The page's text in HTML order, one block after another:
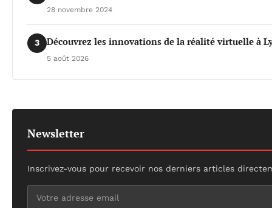
28 novembre 2024
3 Découvrez les innovations de la réalité virtuelle à
5 août 2026
Newsletter
Inscrivez-vous pour recevoir nos derniers articles